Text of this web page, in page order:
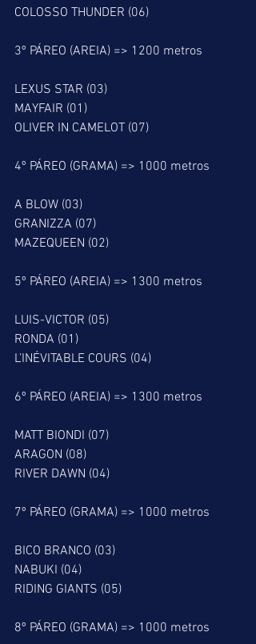
COLOSSO THUNDER (06)
3º PÁREO (AREIA) => 1200 metros
LEXUS STAR (03)
MAYFAIR (01)
OLIVER IN CAMELOT (07)
4º PÁREO (GRAMA) => 1000 metros
A BLOW (03)
GRANIZZA (07)
MAZEQUEEN (02)
5º PÁREO (AREIA) => 1300 metros
LUIS-VICTOR (05)
RONDA (01)
L’INÉVITABLE COURS (04)
6º PÁREO (AREIA) => 1300 metros
MATT BIONDI (07)
ARAGON (08)
RIVER DAWN (04)
7º PÁREO (GRAMA) => 1000 metros
BICO BRANCO (03)
NABUKI (04)
RIDING GIANTS (05)
8º PÁREO (GRAMA) => 1000 metros